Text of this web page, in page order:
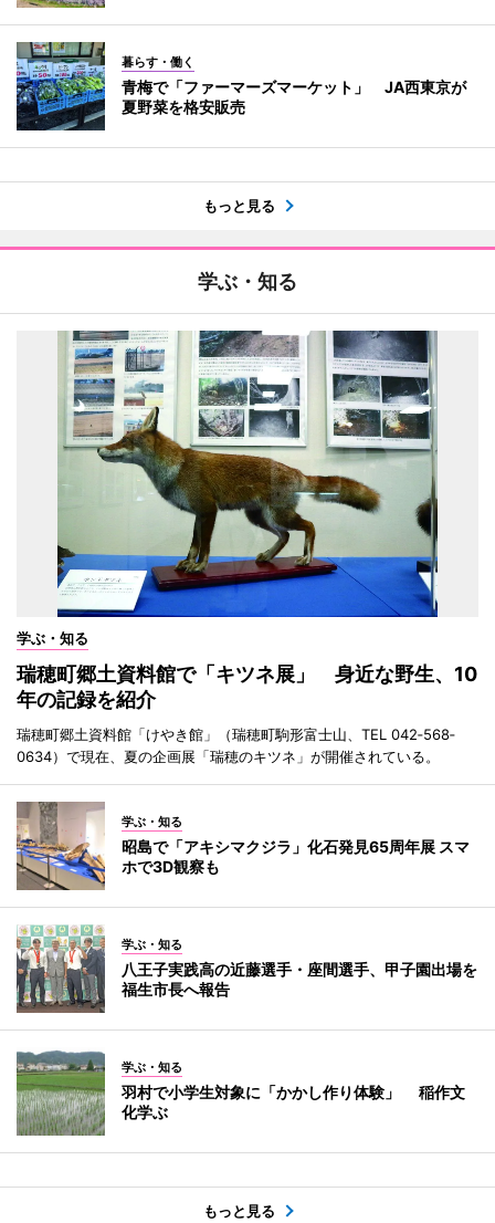
暮らす・働く
青梅で「ファーマーズマーケット」 JA西東京が
夏野菜を格安販売
もっと見る
学ぶ・知る
学ぶ・知る
瑞穂町郷土資料館で「キツネ展」 身近な野生、10
年の記録を紹介
瑞穂町郷土資料館「けやき館」（瑞穂町駒形富士山、TEL 042‐568‐
0634）で現在、夏の企画展「瑞穂のキツネ」が開催されている。
学ぶ・知る
昭島で「アキシマクジラ」化石発見65周年展 スマ
ホで3D観察も
学ぶ・知る
八王子実践高の近藤選手・座間選手、甲子園出場を
福生市長へ報告
学ぶ・知る
羽村で小学生対象に「かかし作り体験」 稲作文
化学ぶ
もっと見る